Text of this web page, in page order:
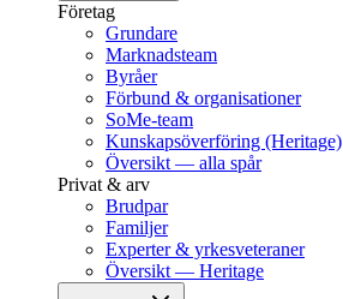
Företag
Grundare
Marknadsteam
Byråer
Förbund & organisationer
SoMe-team
Kunskapsöverföring (Heritage)
Översikt — alla spår
Privat & arv
Brudpar
Familjer
Experter & yrkesveteraner
Översikt — Heritage